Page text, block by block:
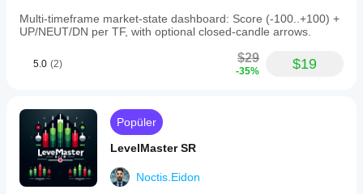
Multi-timeframe market-state dashboard: Score (-100..+100) +
UP/NEUT/DN per TF, with optional closed-candle arrows.
5.0 (2) $29
-35% $19
Popüler
LevelMaster SR
Noctis.Eidon